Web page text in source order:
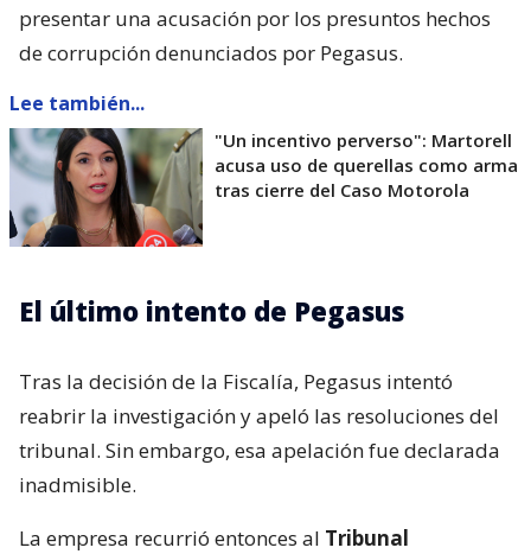
presentar una acusación por los presuntos hechos
de corrupción denunciados por Pegasus.
Lee también...
"Un incentivo perverso": Martorell
acusa uso de querellas como arma
tras cierre del Caso Motorola
El último intento de Pegasus
Tras la decisión de la Fiscalía, Pegasus intentó
reabrir la investigación y apeló las resoluciones del
tribunal. Sin embargo, esa apelación fue declarada
inadmisible.
La empresa recurrió entonces al Tribunal